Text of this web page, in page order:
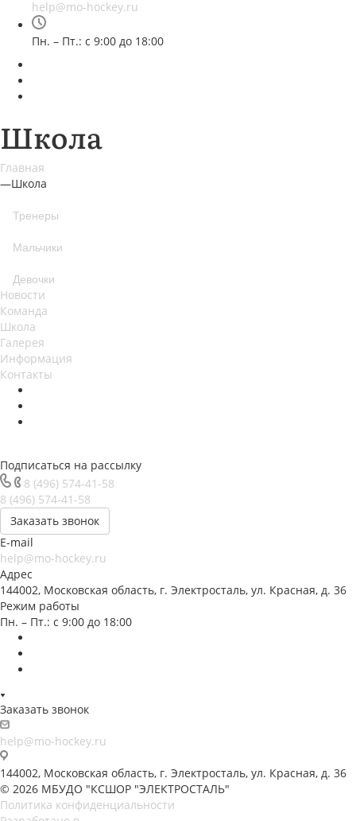
help@mo-hockey.ru
Пн. – Пт.: с 9:00 до 18:00
Школа
Главная
—Школа
Тренеры
Мальчики
Девочки
Новости
Команда
Школа
Галерея
Информация
Контакты
Подписаться на рассылку
8 (496) 574-41-58
8 (496) 574-41-58
Заказать звонок
E-mail
help@mo-hockey.ru
Адрес
144002, Московская область, г. Электросталь, ул. Красная, д. 36
Режим работы
Пн. – Пт.: с 9:00 до 18:00
Заказать звонок
help@mo-hockey.ru
144002, Московская область, г. Электросталь, ул. Красная, д. 36
© 2026 МБУДО "КСШОР "ЭЛЕКТРОСТАЛЬ"
Политика конфиденциальности